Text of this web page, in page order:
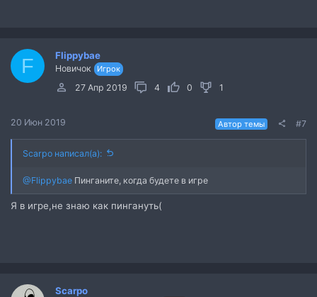
F Flippybae
Новичок Игрок
27 Апр 2019 4 0 1
20 Июн 2019 Автор темы #7
Scarpo написал(а):
@Flippybae Пинганите, когда будете в игре
Я в игре,не знаю как пингануть(
Scarpo